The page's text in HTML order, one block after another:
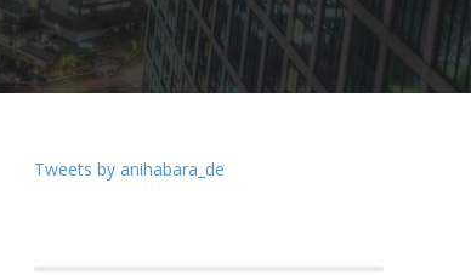
Tweets by anihabara_de